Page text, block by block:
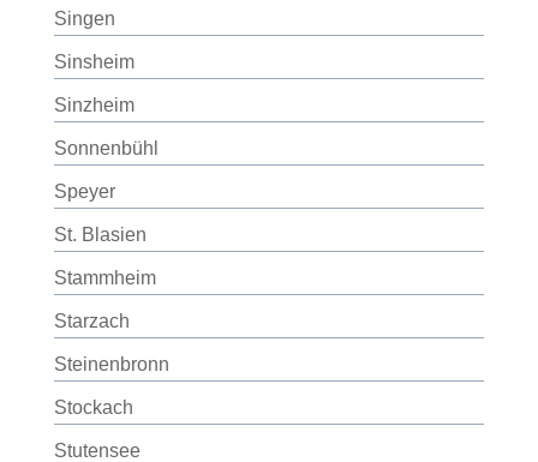
Singen
Sinsheim
Sinzheim
Sonnenbühl
Speyer
St. Blasien
Stammheim
Starzach
Steinenbronn
Stockach
Stutensee